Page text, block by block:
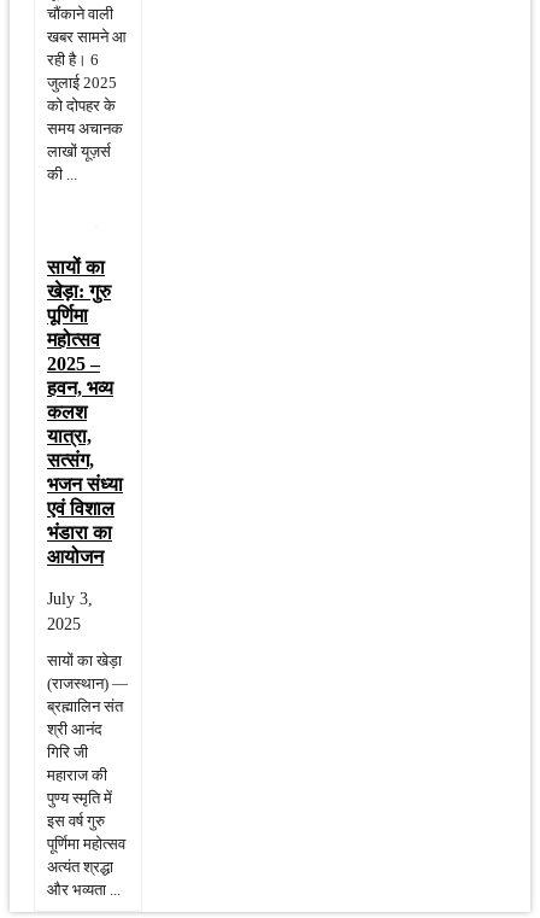
चौंकाने वाली
खबर सामने आ
रही है। 6
जुलाई 2025
को दोपहर के
समय अचानक
लाखों यूज़र्स
की ...
सायों का
खेड़ा: गुरु
पूर्णिमा
महोत्सव
2025 –
हवन, भव्य
कलश
यात्रा,
सत्संग,
भजन संध्या
एवं विशाल
भंडारा का
आयोजन
July 3,
2025
सायों का खेड़ा
(राजस्थान) —
ब्रह्मालिन संत
श्री आनंद
गिरि जी
महाराज की
पुण्य स्मृति में
इस वर्ष गुरु
पूर्णिमा महोत्सव
अत्यंत श्रद्धा
और भव्यता ...